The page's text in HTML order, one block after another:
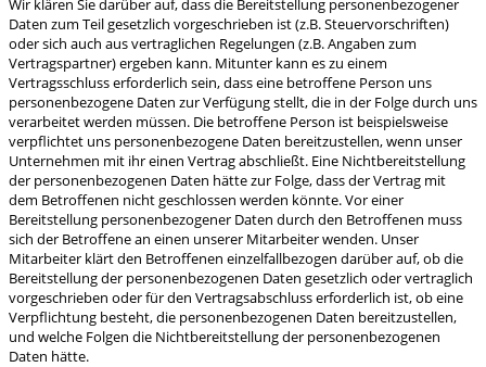
Wir klären Sie darüber auf, dass die Bereitstellung personenbezogener
Daten zum Teil gesetzlich vorgeschrieben ist (z.B. Steuervorschriften)
oder sich auch aus vertraglichen Regelungen (z.B. Angaben zum
Vertragspartner) ergeben kann. Mitunter kann es zu einem
Vertragsschluss erforderlich sein, dass eine betroffene Person uns
personenbezogene Daten zur Verfügung stellt, die in der Folge durch uns
verarbeitet werden müssen. Die betroffene Person ist beispielsweise
verpflichtet uns personenbezogene Daten bereitzustellen, wenn unser
Unternehmen mit ihr einen Vertrag abschließt. Eine Nichtbereitstellung
der personenbezogenen Daten hätte zur Folge, dass der Vertrag mit
dem Betroffenen nicht geschlossen werden könnte. Vor einer
Bereitstellung personenbezogener Daten durch den Betroffenen muss
sich der Betroffene an einen unserer Mitarbeiter wenden. Unser
Mitarbeiter klärt den Betroffenen einzelfallbezogen darüber auf, ob die
Bereitstellung der personenbezogenen Daten gesetzlich oder vertraglich
vorgeschrieben oder für den Vertragsabschluss erforderlich ist, ob eine
Verpflichtung besteht, die personenbezogenen Daten bereitzustellen,
und welche Folgen die Nichtbereitstellung der personenbezogenen
Daten hätte.